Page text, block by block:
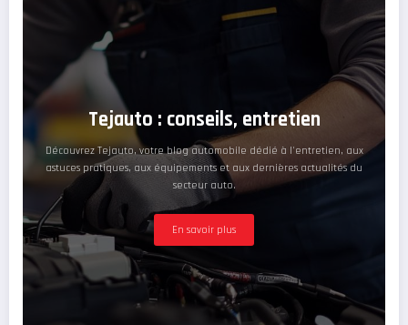
Tejauto : conseils, entretien
Découvrez Tejauto, votre blog automobile dédié à l'entretien, aux
astuces pratiques, aux équipements et aux dernières actualités du
secteur auto.
En savoir plus